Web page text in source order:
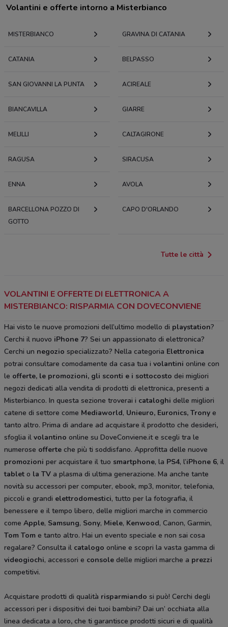
Volantini e offerte intorno a Misterbianco
MISTERBIANCO GRAVINA DI CATANIA
CATANIA BELPASSO
SAN GIOVANNI LA PUNTA ACIREALE
BIANCAVILLA GIARRE
MELILLI CALTAGIRONE
RAGUSA SIRACUSA
ENNA AVOLA
BARCELLONA POZZO DI
GOTTO
CAPO D'ORLANDO
Tutte le città
VOLANTINI E OFFERTE DI ELETTRONICA A
MISTERBIANCO: RISPARMIA CON DOVECONVIENE
Hai visto le nuove promozioni dell’ultimo modello di playstation?
Cerchi il nuovo iPhone 7? Sei un appassionato di elettronica?
Cerchi un negozio specializzato? Nella categoria Elettronica
potrai consultare comodamente da casa tua i volantini online con
le offerte, le promozioni, gli sconti e i sottocosto dei migliori
negozi dedicati alla vendita di prodotti di elettronica, presenti a
Misterbianco. In questa sezione troverai i cataloghi delle migliori
catene di settore come Mediaworld, Unieuro, Euronics, Trony e
tanto altro. Prima di andare ad acquistare il prodotto che desideri,
sfoglia il volantino online su DoveConviene.it e scegli tra le
numerose offerte che più ti soddisfano. Approfitta delle nuove
promozioni per acquistare il tuo smartphone, la PS4, l’iPhone 6, il
tablet o la TV a plasma di ultima generazione. Ma anche tante
novità su accessori per computer, ebook, mp3, monitor, telefonia,
piccoli e grandi elettrodomestici, tutto per la fotografia, il
benessere e il tempo libero, delle migliori marche in commercio
come Apple, Samsung, Sony, Miele, Kenwood, Canon, Garmin,
Tom Tom e tanto altro. Hai un evento speciale e non sai cosa
regalare? Consulta il catalogo online e scopri la vasta gamma di
videogiochi, accessori e console delle migliori marche a prezzi
competitivi.
Acquistare prodotti di qualità risparmiando si può! Cerchi degli
accessori per i dispositivi dei tuoi bambini? Dai un’ occhiata alla
linea dedicata a loro, che ti garantisce prodotti sicuri e di qualità